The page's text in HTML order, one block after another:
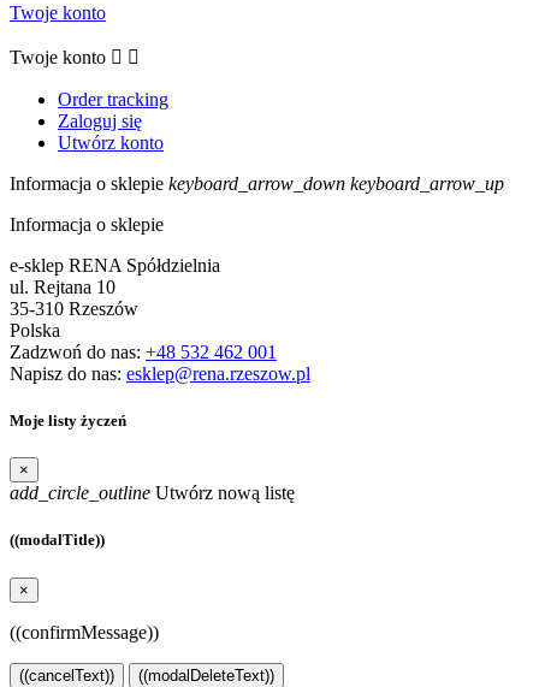
Twoje konto
Twoje konto  
Order tracking
Zaloguj się
Utwórz konto
Informacja o sklepie keyboard_arrow_down keyboard_arrow_up
Informacja o sklepie
e-sklep RENA Spółdzielnia
ul. Rejtana 10
35-310 Rzeszów
Polska
Zadzwoń do nas: +48 532 462 001
Napisz do nas: esklep@rena.rzeszow.pl
Moje listy życzeń
×
add_circle_outline Utwórz nową listę
((modalTitle))
×
((confirmMessage))
((cancelText)) ((modalDeleteText))